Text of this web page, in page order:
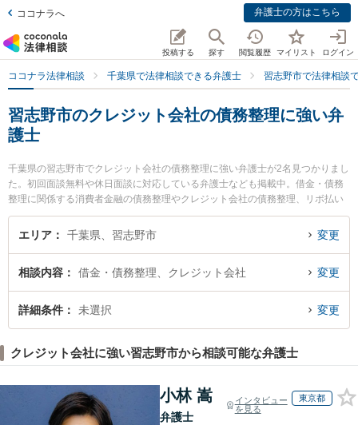
ココナラへ 弁護士の方はこちら
投稿する 探す 閲覧履歴 マイリスト ログイン
ココナラ法律相談 千葉県で法律相談できる弁護士 習志野市で法律相談
習志野市のクレジット会社の債務整理に強い弁
護士
千葉県の習志野市でクレジット会社の債務整理に強い弁護士が2名見つかりまし
た。初回面談無料や休日面談に対応している弁護士なども掲載中。借金・債務
整理に関係する消費者金融の債務整理やクレジット会社の債務整理、リボ払い
の債務整理等の細かな分野での絞り込み検索もでき便利です。特に弁護士法人
M．L．T法律事務所の福世 健一郎弁護士や弁護士法人M．L．T法律事務所の長
を今すぐに弁護士に相談したい』『クレジット会社の債務整理のトラブル解決
の実績豊富な近くの弁護士を検索したい』『初回相談無料でクレジット会社の
債務整理を法律相談できる習志野市内の弁護士に相談予約したい』などでお困
エリア 千葉県、習志野市 変更
相談内容 借金・債務整理、クレジット会社 変更
詳細条件 未選択 変更
クレジット会社に強い習志野市から相談可能な弁護士
小林 嵩
弁護士
インタビュー
を見る
東京都